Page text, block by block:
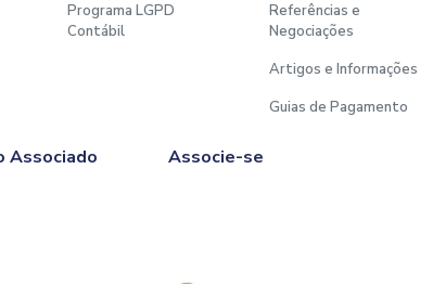
Programa LGPD
Contábil
Referências e
Negociações
Artigos e Informações
Guias de Pagamento
Associado Associe-se